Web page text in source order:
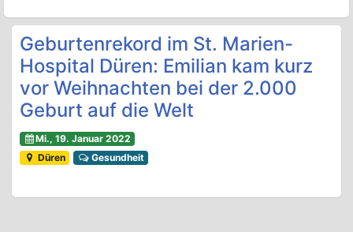
Geburtenrekord im St. Marien-
Hospital Düren: Emilian kam kurz
vor Weihnachten bei der 2.000
Geburt auf die Welt
Mi., 19. Januar 2022
Düren
Gesundheit